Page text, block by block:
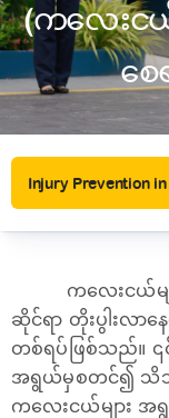
(ကလေးင
စေ
ကလေးငယ်မ
ဆိုင်ရာ တိုးပွါးလာန
တစ်ရပ်ဖြစ်သည်။
အရွယ်မှစတင်၍ သိသာ
ကလေးငယ်များ